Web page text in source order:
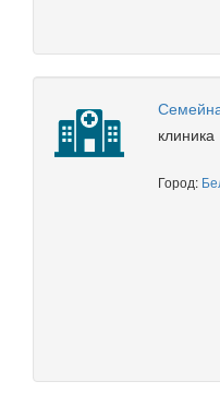
клиника
Город: